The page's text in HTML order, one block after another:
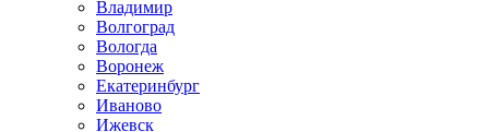
Владимир
Волгоград
Вологда
Воронеж
Екатеринбург
Иваново
Ижевск